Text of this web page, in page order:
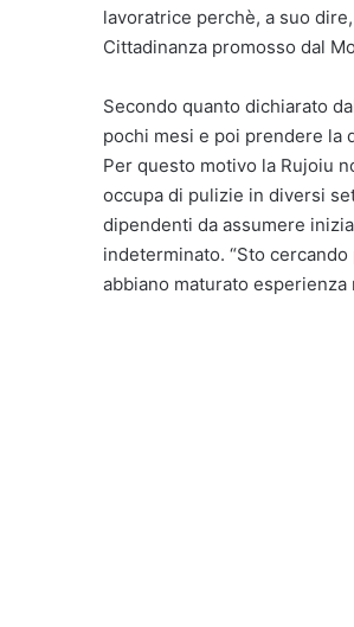
lavoratrice perchè, a suo
Cittadinanza promosso dal
Secondo quanto dichiarato
pochi mesi e poi prendere la
Per questo motivo la Rujoiu
occupa di pulizie in diversi
dipendenti da assumere
indeterminato. “Sto
abbiano maturato